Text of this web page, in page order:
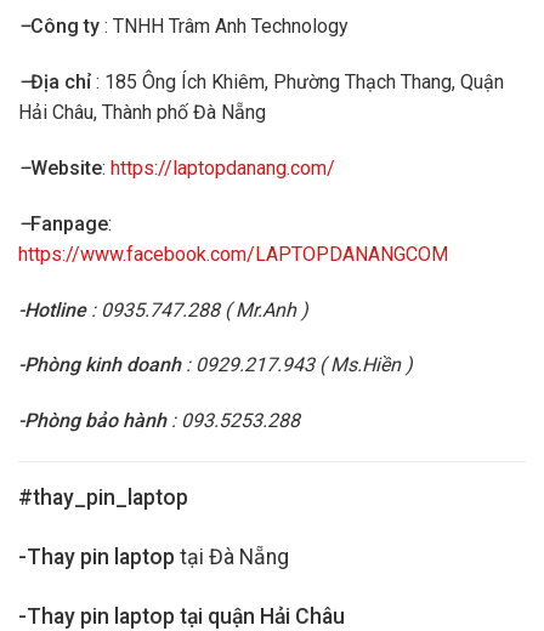
–Công ty : TNHH Trâm Anh Technology
–Địa chỉ : 185 Ông Ích Khiêm, Phường Thạch Thang, Quận
Hải Châu, Thành phố Đà Nẵng
–Website: https://laptopdanang.com/
–Fanpage:
https://www.facebook.com/LAPTOPDANANGCOM
-Hotline: 0935.747.288 ( Mr.Anh )
-Phòng kinh doanh: 0929.217.943 ( Ms.Hiền )
-Phòng bảo hành: 093.5253.288
#thay_pin_laptop
-Thay pin laptop tại Đà Nẵng
-Thay pin laptop tại quận Hải Châu